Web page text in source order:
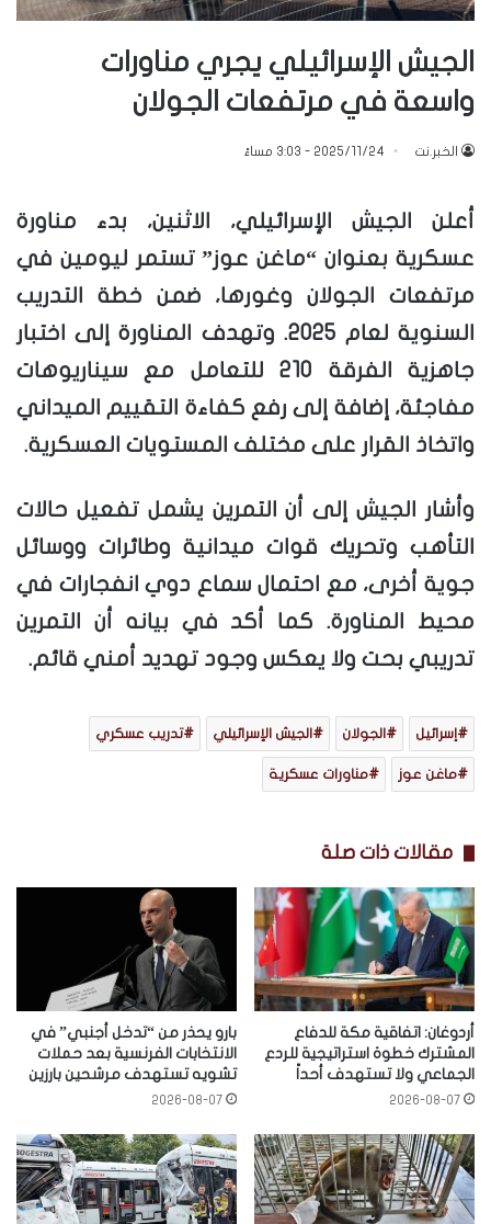
الجيش الإسرائيلي يجري مناورات
واسعة في مرتفعات الجولان
الخبر.نت 2025/11/24 - 3:03 مساءً
أعلن الجيش الإسرائيلي، الاثنين، بدء مناورة
عسكرية بعنوان “ماغن عوز” تستمر ليومين في
مرتفعات الجولان وغورها، ضمن خطة التدريب
السنوية لعام 2025. وتهدف المناورة إلى اختبار
جاهزية الفرقة 210 للتعامل مع سيناريوهات
مفاجئة، إضافة إلى رفع كفاءة التقييم الميداني
واتخاذ القرار على مختلف المستويات العسكرية.
وأشار الجيش إلى أن التمرين يشمل تفعيل حالات
التأهب وتحريك قوات ميدانية وطائرات ووسائل
جوية أخرى، مع احتمال سماع دوي انفجارات في
محيط المناورة. كما أكد في بيانه أن التمرين
تدريبي بحت ولا يعكس وجود تهديد أمني قائم.
إسرائيل الجولان الجيش الإسرائيلي تدريب عسكري
ماغن عوز مناورات عسكرية
مقالات ذات صلة
أردوغان: اتفاقية مكة للدفاع
المشترك خطوة استراتيجية للردع
الجماعي ولا تستهدف أحداً
2026-08-07
بارو يحذر من “تدخل أجنبي” في
الانتخابات الفرنسية بعد حملات
تشويه تستهدف مرشحين بارزين
2026-08-07